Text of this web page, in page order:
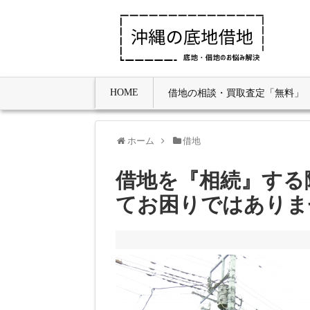
HOME 借地の相談・買取査定「無料」
ホーム 借地
借地を『相続』す
てお困りではあり